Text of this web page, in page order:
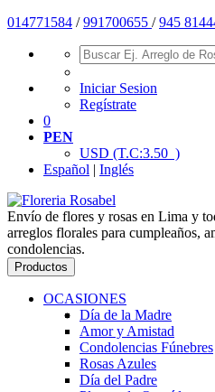
014771584 /991700655 /945
Iniciar Sesion
Regístrate
0
PEN
USD (T.C:3.50 )
Español | Inglés
Envío de flores y rosas en Lima y
arreglos florales para cumpleaños,
condolencias.
Productos
OCASIONES
Día de la Madre
Amor y Amistad
Condolencias Fúnebres
Rosas Azules
Día del Padre